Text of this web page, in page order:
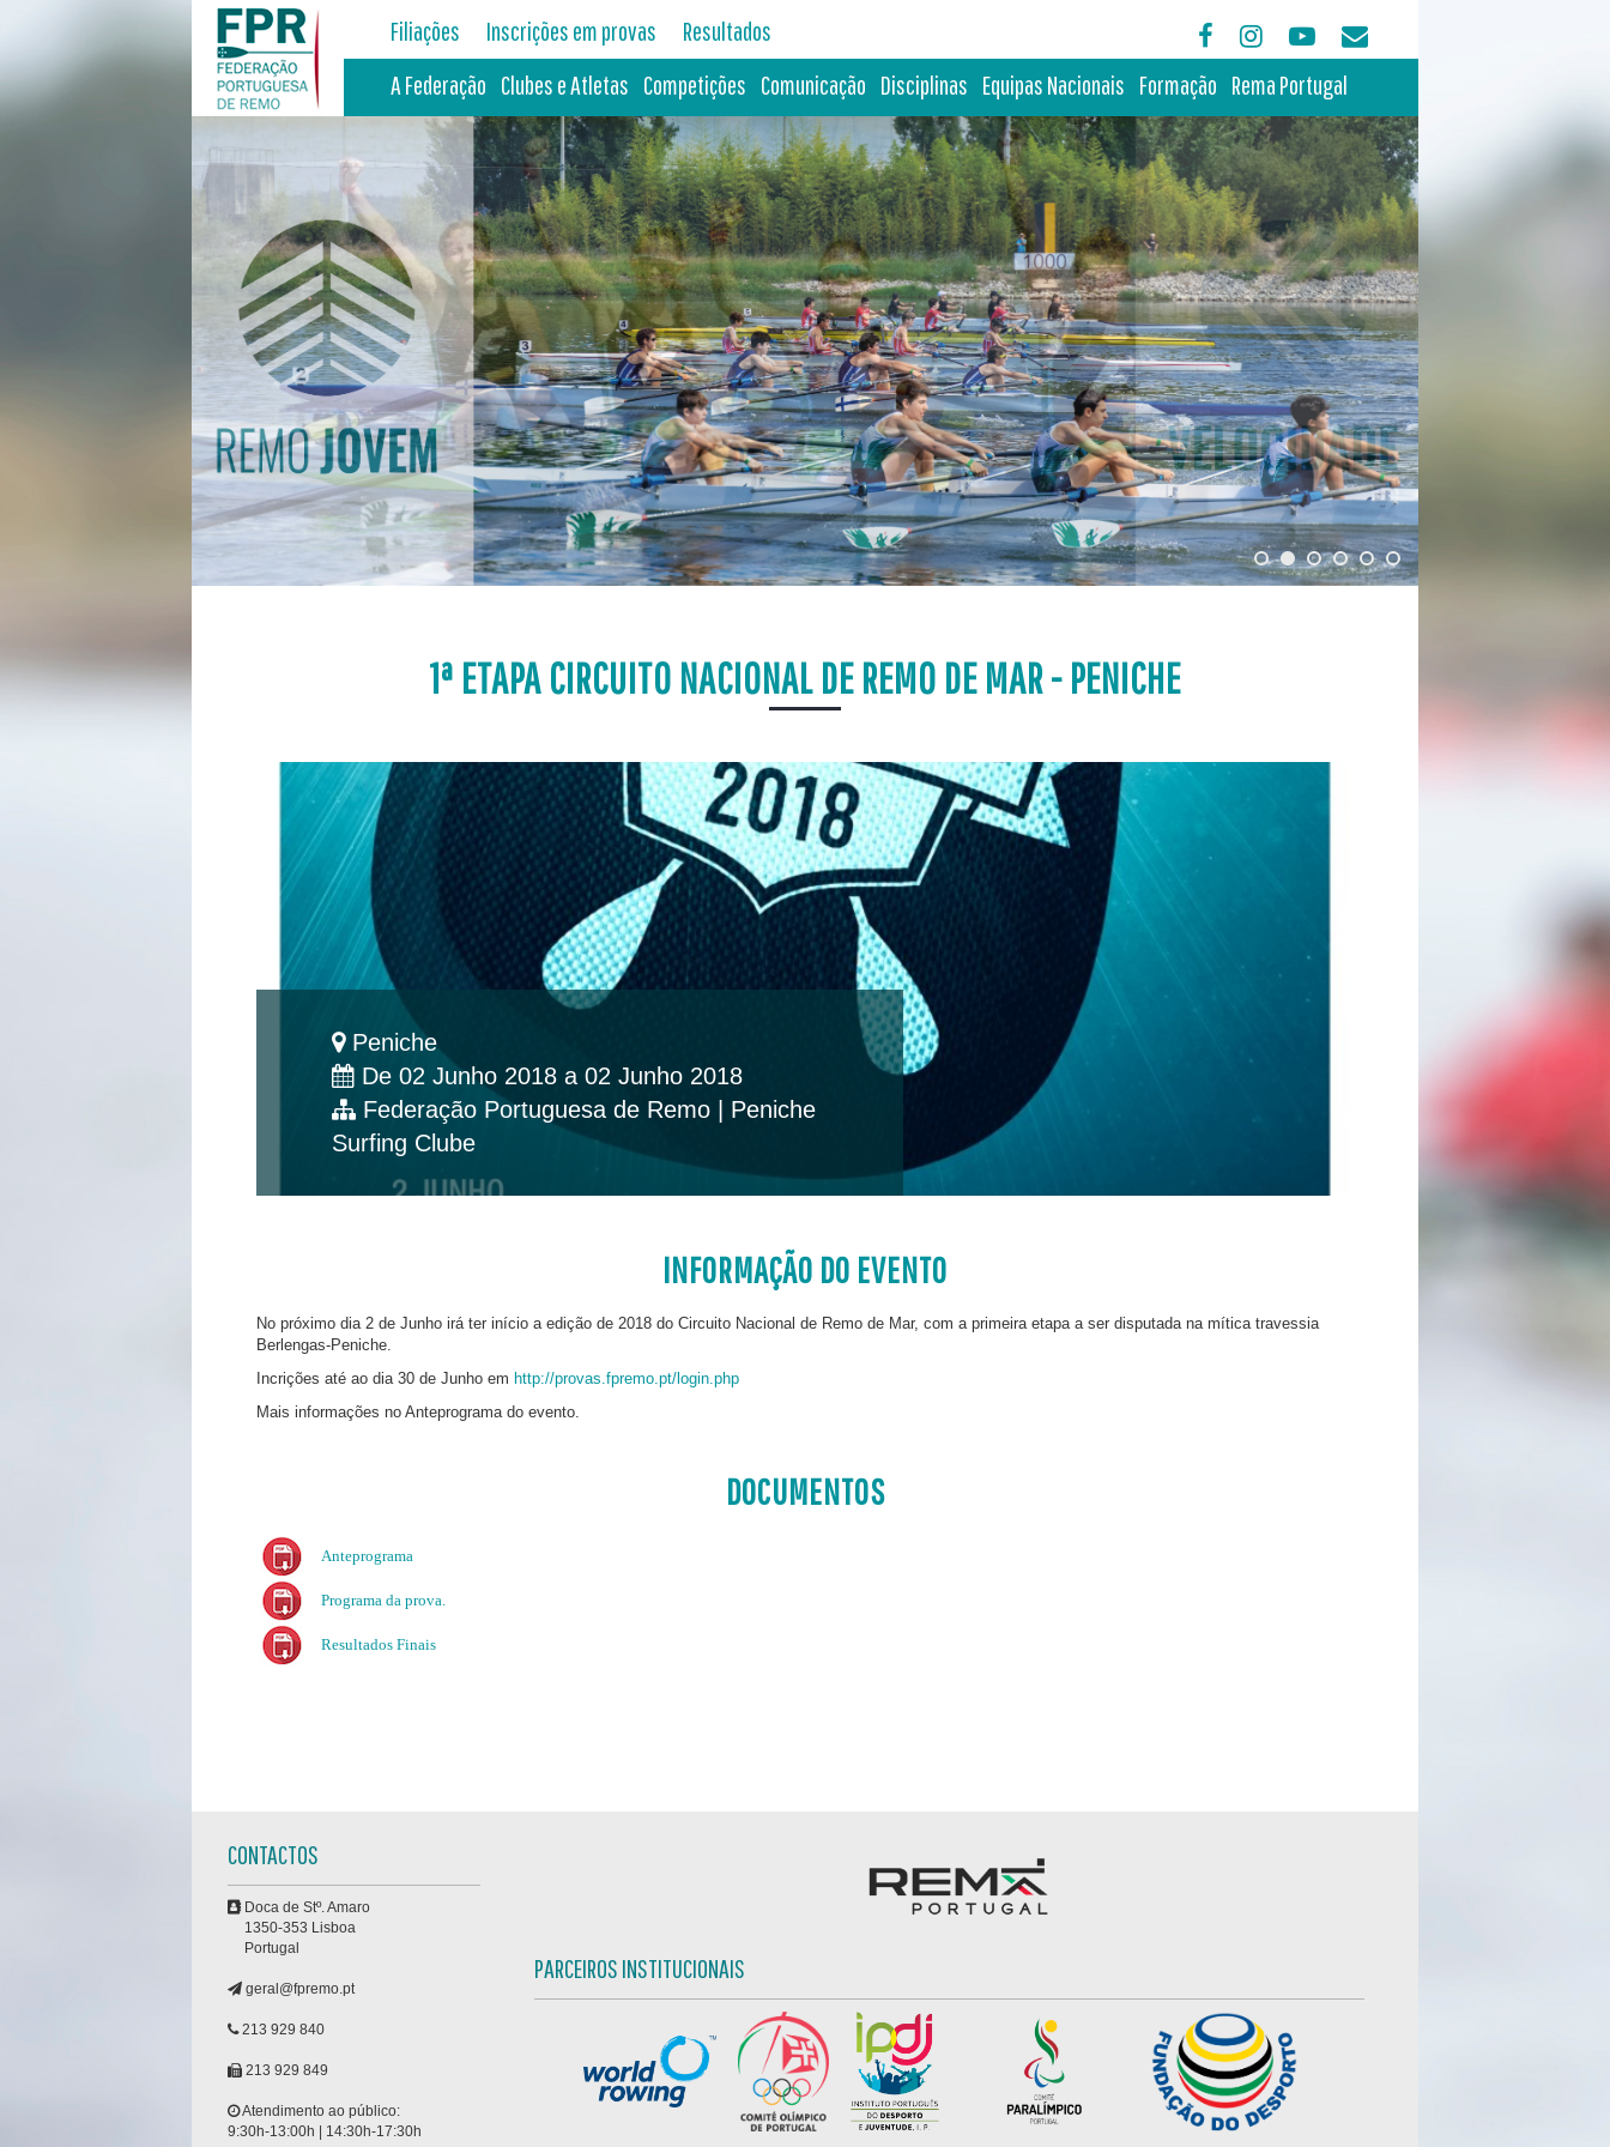
Filiações Inscrições em provas
Resultados
A Federação Clubes e Atletas Competições Comunicação Disciplinas Equipas Nacionais Formação Rema Portugal
1ª ETAPA CIRCUITO NACIONAL DE REMO DE MAR - PENICHE
Peniche
De 02 Junho 2018 a 02 Junho 2018
Federação Portuguesa de Remo | Peniche
Surfing Clube
INFORMAÇÃO DO EVENTO
No próximo dia 2 de Junho irá ter início a edição de 2018 do Circuito Nacional de Remo de Mar, com a primeira etapa a ser disputada na mítica travessia
Berlengas-Peniche.
Incrições até ao dia 30 de Junho em http://provas.fpremo.pt/login.php
Mais informações no Anteprograma do evento.
DOCUMENTOS
Anteprograma
Programa da prova.
Resultados Finais
CONTACTOS
Doca de Stº. Amaro
1350-353 Lisboa
Portugal
geral@fpremo.pt
213 929 840
213 929 849
Atendimento ao público:
9:30h-13:00h | 14:30h-17:30h
PARCEIROS INSTITUCIONAIS